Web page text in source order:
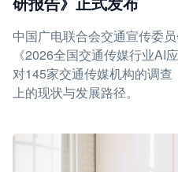
中国广电联合会交通宣传委
《2026全国交通传媒行业AI
对145家交通传媒机构的调查
上的现状与发展路径。